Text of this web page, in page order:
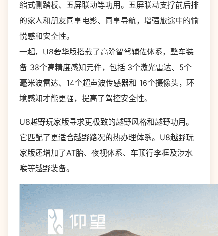
缩式侧踏板、五屏联动等功用。五屏联动支撑前后排
的家人和朋友同享电影、同享导航，增强旅途中的愉
悦感和安全性。
一起，U8奢华版搭载了高阶智驾辅佐体系，整车装
备 38个高精度感知元件，包括 3个激光雷达、5个
毫米波雷达、14个超声波传感器和 16个摄像头，环
境感知才能更强，提高了驾控安全性。
U8越野玩家版寻求更极致的越野风格和越野功用。
它匹配了更适合越野路况的热办理体系。U8越野玩
家版还增加了AT胎、夜视体系、车顶行李框及涉水
喉等越野装备。